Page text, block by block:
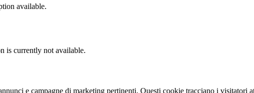
available.
is currently not available.
e campagne di marketing pertinenti. Questi cookie tracciano i visitatori